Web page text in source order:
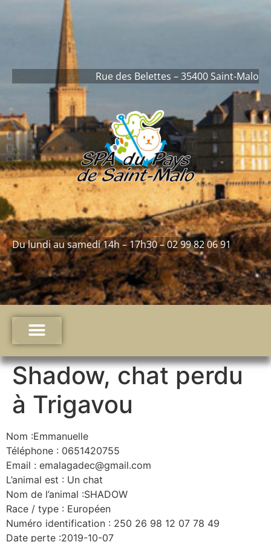
Rue des Belettes – 35400 Saint-Malo
Du lundi au samedi 14h – 17h30 – 02 99 82 06 91
Shadow, chat perdu
à Trigavou
Nom :Emmanuelle
Téléphone : 0651420755
Email : emalagadec@gmail.com
L’animal est : Un chat
Nom de l’animal :SHADOW
Race / type : Européen
Numéro identification : 250 26 98 12 07 78 49
Date perte :2019-10-07